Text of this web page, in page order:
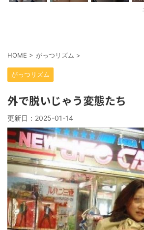
HOME > がっつリズム >
がっつリズム
外で脱いじゃう変態たち
更新日： 2025-01-14